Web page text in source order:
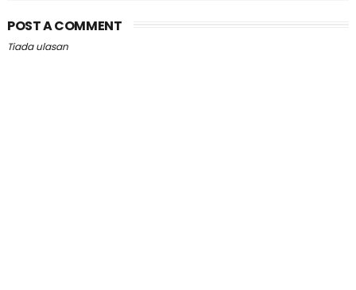
POST A COMMENT
Tiada ulasan